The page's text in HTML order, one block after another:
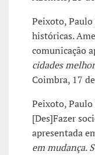
Peixoto, Paulo
históricas.
comunicação
cidades
Coimbra, 17
Peixoto, Paulo
[Des]Fazer
apresentada
em mudança.